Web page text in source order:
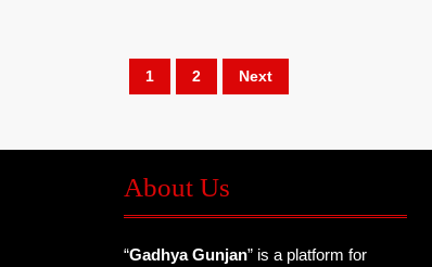
Posts
1 2 Next
About Us
“Gadhya Gunjan” is a platform for